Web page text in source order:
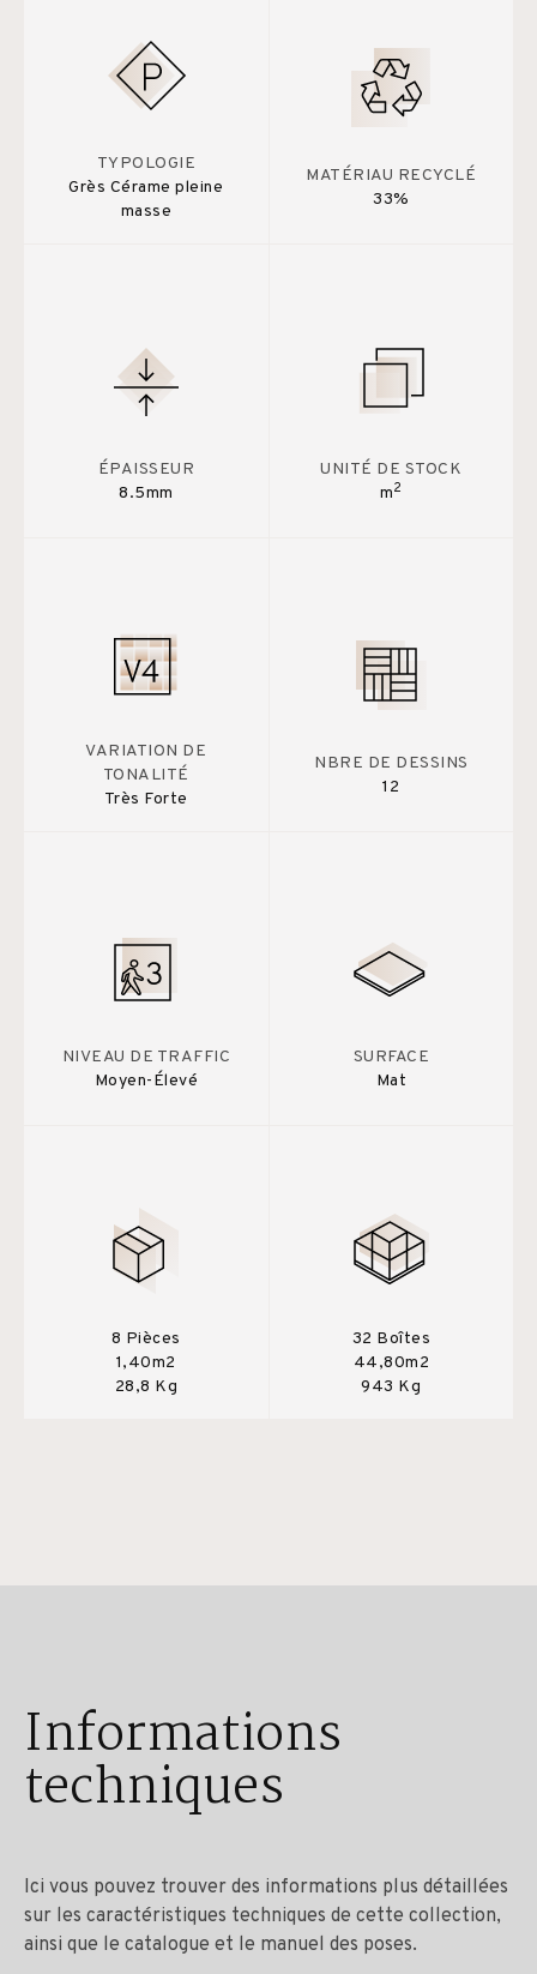
TYPOLOGIE
Grès Cérame pleine
masse
MATÉRIAU RECYCLÉ
33%
ÉPAISSEUR
8.5mm
UNITÉ DE STOCK
m2
VARIATION DE
TONALITÉ
Très Forte
NBRE DE DESSINS
12
NIVEAU DE TRAFFIC
Moyen-Élevé
SURFACE
Mat
8 Pièces
1,40m2
28,8 Kg
32 Boîtes
44,80m2
943 Kg
Informations
techniques
Ici vous pouvez trouver des informations plus détaillées
sur les caractéristiques techniques de cette collection,
ainsi que le catalogue et le manuel des poses.